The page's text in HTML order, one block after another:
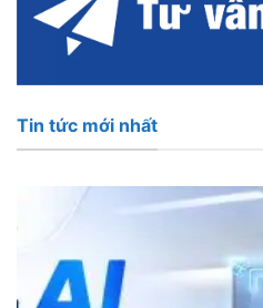
Tin tức mới nhất